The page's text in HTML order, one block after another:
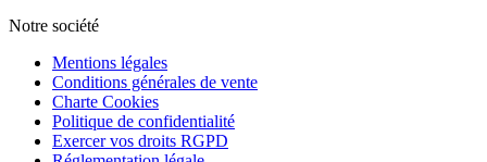
Notre société
Mentions légales
Conditions générales de vente
Charte Cookies
Politique de confidentialité
Exercer vos droits RGPD